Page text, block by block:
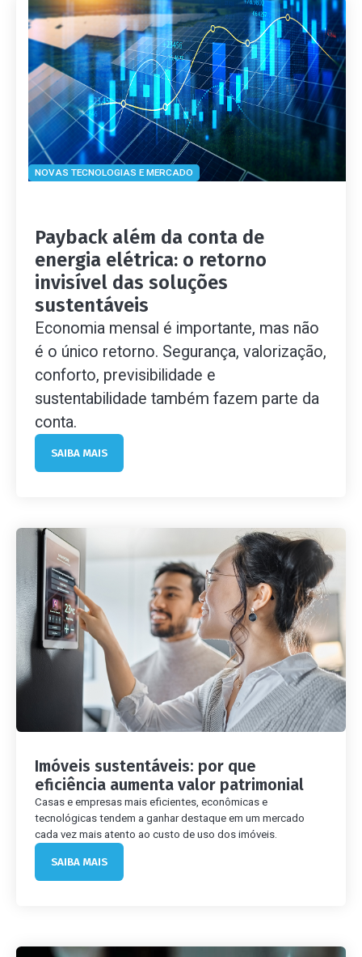
NOVAS TECNOLOGIAS E MERCADO
Payback além da conta de
energia elétrica: o retorno
invisível das soluções
sustentáveis
Economia mensal é importante, mas não
é o único retorno. Segurança, valorização,
conforto, previsibilidade e
sustentabilidade também fazem parte da
conta.
SAIBA MAIS
Imóveis sustentáveis: por que
eficiência aumenta valor patrimonial
Casas e empresas mais eficientes, econômicas e
tecnológicas tendem a ganhar destaque em um mercado
cada vez mais atento ao custo de uso dos imóveis.
SAIBA MAIS